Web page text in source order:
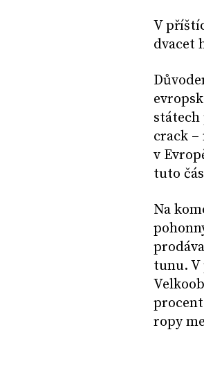
V
dvacet
státech
crack –
v
tuto
Na
tunu. V
ropy